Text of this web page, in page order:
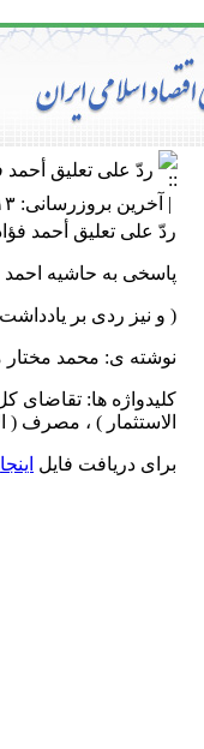
ردّ علی تعلیق
| آخرین بروزرسانی: ۱۳۹۱/۹/۱۳ |
ردّ علی تعلیق أحمد
پاسخی به حاشیه
( و نیز ردی بر
نوشته ی: محمد مختار
کلیدواژه ها: تقاضای
الاستثمار ) ، مصرف (
برای دریافت فایل اینجا